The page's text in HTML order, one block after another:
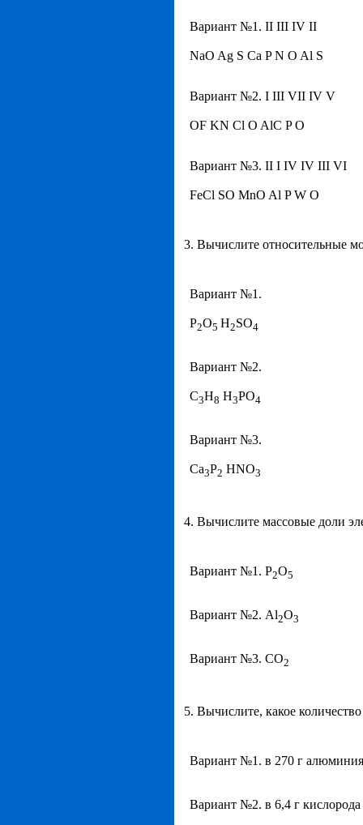
Вариант №1. II III IV II
NaO Ag S Ca P N O Al S
Вариант №2. I III VII IV V
OF KN Cl O AlC P O
Вариант №3. II I IV IV III VI
FeCl SO MnO Al P W O
3. Вычислите относительные
Вариант №1.
P2O5 H2SO4
Вариант №2.
C3H8 H3PO4
Вариант №3.
Ca3P2 HNO3
4. Вычислите массовые доли
Вариант №1. P2O5
Вариант №2. Al2O3
Вариант №3. CO2
5. Вычислите, какое
Вариант №1. в 270 г
Вариант №2. в 6,4 г